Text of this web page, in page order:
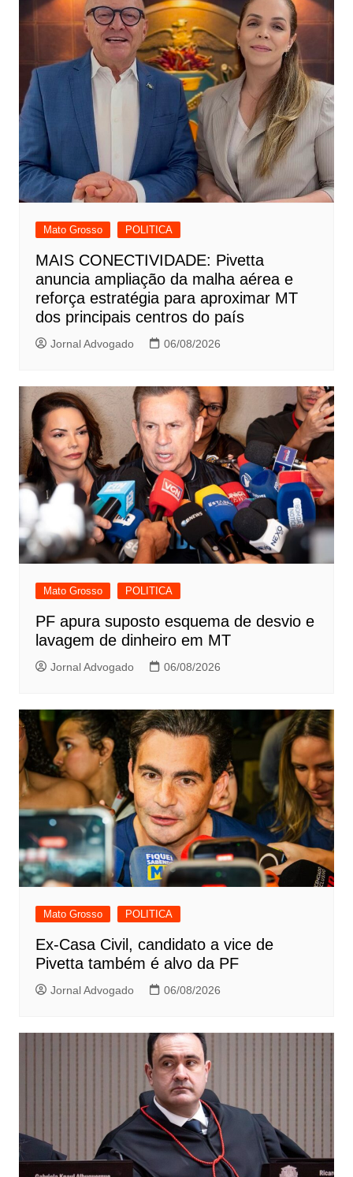
Mato Grosso POLITICA
MAIS CONECTIVIDADE: Pivetta
anuncia ampliação da malha aérea e
reforça estratégia para aproximar MT
dos principais centros do país
Jornal Advogado 06/08/2026
Mato Grosso POLITICA
PF apura suposto esquema de desvio e
lavagem de dinheiro em MT
Jornal Advogado 06/08/2026
Mato Grosso POLITICA
Ex-Casa Civil, candidato a vice de
Pivetta também é alvo da PF
Jornal Advogado 06/08/2026